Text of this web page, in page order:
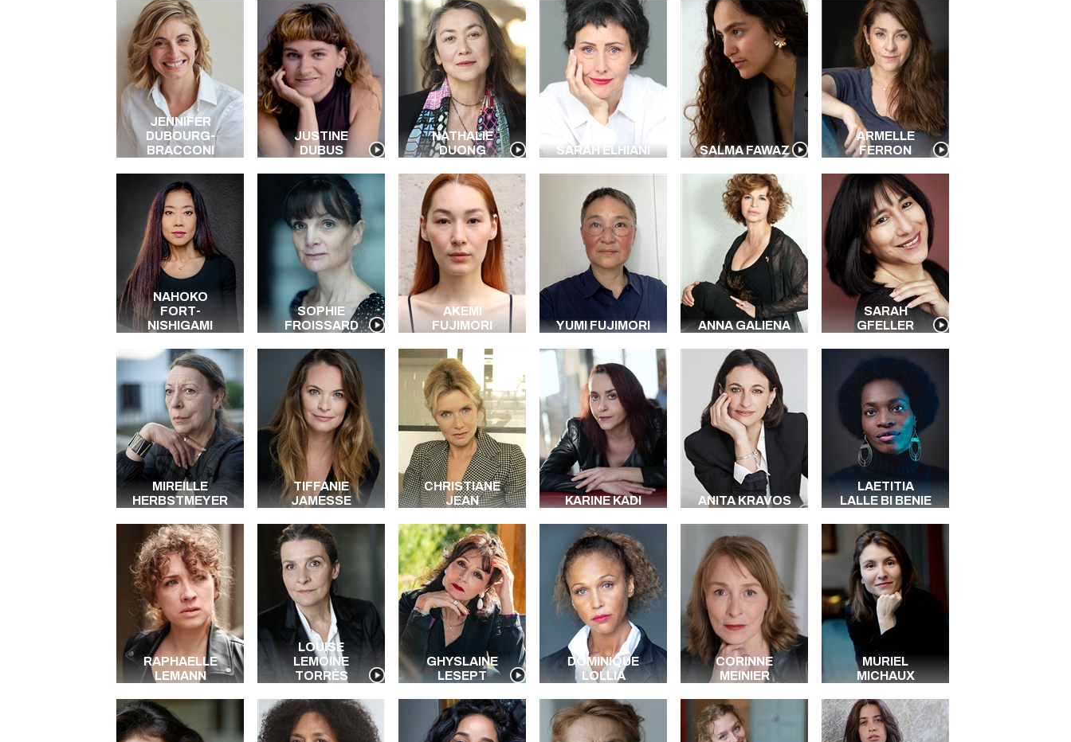
JENNIFER
DUBOURG-
BRACCONI
JUSTINE
DUBUS
NATHALIE
DUONG
SARAH ELHIANI SALMA FAWAZ
ARMELLE
FERRON
NAHOKO
FORT-
NISHIGAMI
SOPHIE
FROISSARD
AKEMI
FUJIMORI
YUMI FUJIMORI ANNA GALIENA
SARAH
GFELLER
MIREILLE
HERBSTMEYER
TIFFANIE
JAMESSE
CHRISTIANE
JEAN
KARINE KADI ANITA KRAVOS
LAETITIA
LALLE BI BENIE
RAPHAELLE
LEMANN
LOUISE
LEMOINE
TORRÈS
GHYSLAINE
LESEPT
DOMINIQUE
LOLLIA
CORINNE
MEINIER
MURIEL
MICHAUX